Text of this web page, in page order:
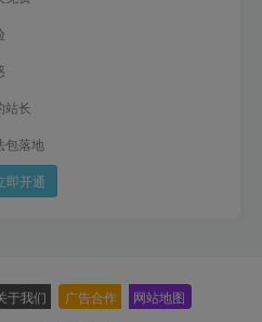
站长
包落地
即开通
于我们 广告合作 网站地图